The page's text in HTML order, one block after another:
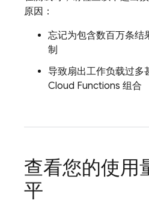
原因：
忘记为包含数百万条结
制
导致扇出工作负载过多
Cloud Functions 组合
查看您的使用
平